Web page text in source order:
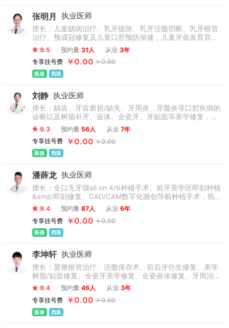
张明月 执业医师
擅长：儿童龋病治疗、乳牙拔除、乳牙活髓切断、乳牙根管
治疗、预成冠修复及儿童口腔预防保健，儿童牙齿发育异
常、牙列拥挤、龅牙、地包天等口腔问题的早期干预治疗
等。
9.5 预约量 31人 从业 3年
专享挂号费
￥0.00 ￥0.00
医保 西医
刘静 执业医师
擅长：龋齿、牙齿磨损/缺失、牙周炎、牙髓炎等口腔疾病的
诊断以及树脂补牙、嵌体、全瓷牙、牙贴面等美学修复，牙
体牙髓疑难根管治疗、牙周病治疗。
9.3 预约量 56人 从业 7年
专享挂号费
￥0.00 ￥0.00
医保 西医
潘薛龙 执业医师
擅长：全口无牙颌all on 4/6种植手术、前牙美学区即刻种植
&amp;即刻修复、CAD/CAM数字化微创导航种植手术，熟悉
高难度阻生齿、复杂牙拔除、种植外科手术+修复案例。
9.4 预约量 87人 从业 6年
专享挂号费
￥0.00 ￥0.00
医保 西医
李坤轩 执业医师
擅长：显微根管治疗、活髓保存术、前后牙仿生修复、美学
树脂/贴面修复、全瓷牙美学修复、全瓷嵌体修复、牙周治疗
等方面有丰富的临床经验。
9.4 预约量 46人 从业 3年
专享挂号费
￥0.00 ￥0.00
医保 西医